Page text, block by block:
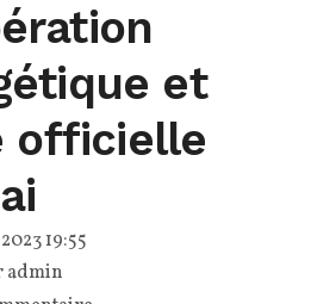
et
officielle
19:55
admin